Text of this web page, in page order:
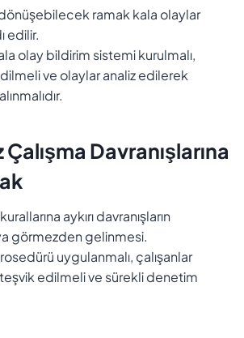
dönüşebilecek ramak kala olaylar
edilir.
olay bildirim sistemi kurulmalı,
ve olaylar analiz edilerek
Davranışlarına
aykırı davranışların
görmezden gelinmesi.
uygulanmalı, çalışanlar
edilmeli ve sürekli denetim